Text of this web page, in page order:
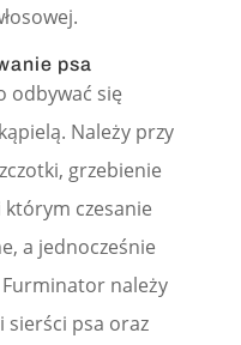
psa
odbywać się
Należy przy
grzebienie
którym czesanie
a jednocześnie
należy
sierści psa oraz